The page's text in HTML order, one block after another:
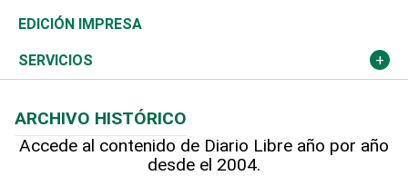
Caribe
Resto del mundo
Global y variable
Economía personal
Novedades
Podcast Arte Libre
Hablando con el pediatra
Olimpismo
Más deportes
Línea de hit
Noticiero Poteleche
Columnistas
Más firmas
Martes de tecnología
Cambio climático
Deportes
Opinión
Hecho en casa
EDICIÓN IMPRESA
SERVICIOS
Cumpleaños
ARCHIVO HISTÓRICO
Accede al contenido de Diario Libre año por año
desde el 2004.